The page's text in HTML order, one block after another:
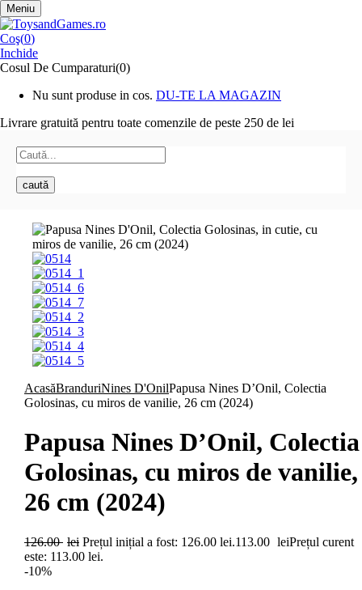
Meniu
Coş(0)
Inchide
Cosul De Cumparaturi(0)
Nu sunt produse in cos. DU-TE LA MAGAZIN
Livrare gratuită pentru toate comenzile de peste 250 de lei
caută
AcasăBranduriNines D'OnilPapusa Nines D’Onil, Colectia
Golosinas, cu miros de vanilie, 26 cm (2024)
Papusa Nines D’Onil, Colectia
Golosinas, cu miros de vanilie,
26 cm (2024)
126.00 lei Prețul inițial a fost: 126.00 lei.113.00 leiPrețul curent
este: 113.00 lei.
-10%